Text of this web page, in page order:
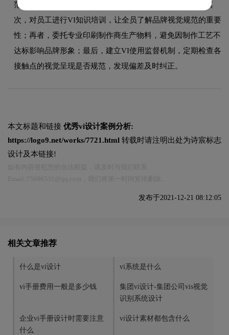
范制作各类物料，确保色彩、字体、标志使用正确无误；其
次，对员工进行VI知识培训，让全员了解品牌视觉规范的重要
性；再者，委托专业印刷制作商生产物料，避免因制作工艺不
达标影响品牌形象；最后，建立VI使用监督机制，定期检查各
接触点的视觉呈现是否规范，发现偏差及时纠正。
本文标题和链接 优秀vi设计案例分析:
https://logo9.net/works/7721.html 转载时请注明出处为诗宸标志
设计及本链接!
发布于2021-12-21 08:12:05
相关文章推荐
什么是vi设计 vi系统是什么
vi手册费用一般是多少钱
集团vi设计-集团公司vis视觉
识别系统设计
企业vi手册设计时需要注意
什么
vi设计素材都包含什么